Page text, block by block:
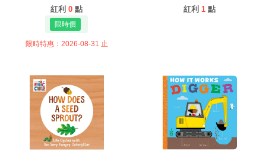
紅利 0 點
限時特惠：2026-08-31 止
紅利 1 點